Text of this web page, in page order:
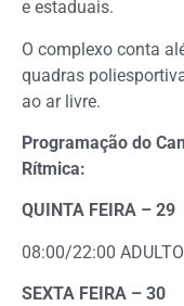
e estaduais.
O complexo conta
quadras
ao ar livre.
Programação do
Rítmica:
QUINTA FEIRA – 29
08:00/22:00
SEXTA FEIRA – 30